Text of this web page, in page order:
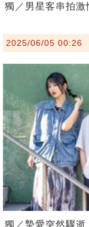
獨／男星客串拍激
2025/06/05 00:26
獨／摯愛突然驟